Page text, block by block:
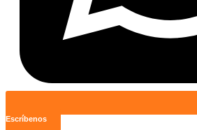
Escríbenos